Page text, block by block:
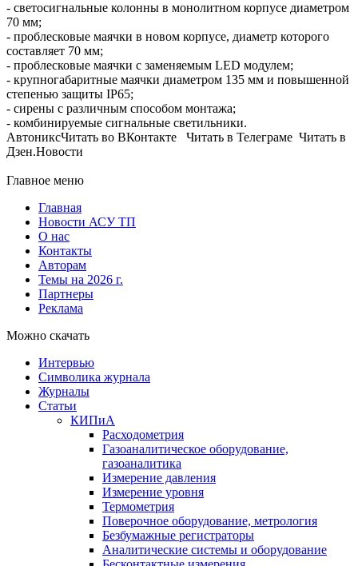
- светосигнальные колонны в монолитном корпусе диаметром
70 мм;
- проблесковые маячки в новом корпусе, диаметр которого
составляет 70 мм;
- проблесковые маячки с заменяемым LED модулем;
- крупногабаритные маячки диаметром 135 мм и повышенной
степенью защиты IP65;
- сирены с различным способом монтажа;
- комбинируемые сигнальные светильники.
АвтониксЧитать во ВКонтакте Читать в Телеграме Читать в
Дзен.Новости
Главное меню
Главная
Новости АСУ ТП
О нас
Контакты
Авторам
Темы на 2026 г.
Партнеры
Реклама
Можно скачать
Интервью
Символика журнала
Журналы
Статьи
КИПиА
Расходометрия
Газоаналитическое оборудование,
газоаналитика
Измерение давления
Измерение уровня
Термометрия
Поверочное оборудование, метрология
Безбумажные регистраторы
Аналитические системы и оборудование